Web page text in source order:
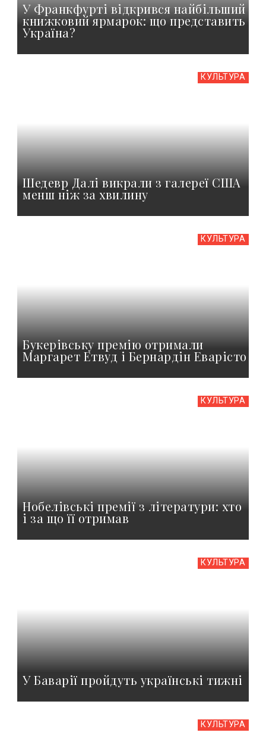
У Франкфурті відкрився найбільший
книжковий ярмарок: що представить
Україна?
КУЛЬТУРА
Шедевр Далі викрали з галереї США
менш ніж за хвилину
КУЛЬТУРА
Букерівську премію отримали
Маргарет Етвуд і Бернардін Еварісто
КУЛЬТУРА
Нобелівські премії з літератури: хто
і за що її отримав
КУЛЬТУРА
У Баварії пройдуть українські тижні
КУЛЬТУРА